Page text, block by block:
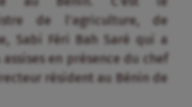
de l’agriculture, de
Sabi Féri Bah Sarè qui a
en présence du chef
résident au Bénin de